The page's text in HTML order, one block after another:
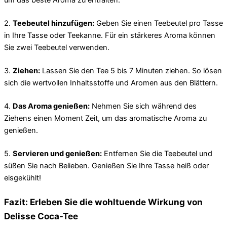
2. Teebeutel hinzufügen: Geben Sie einen Teebeutel pro Tasse
in Ihre Tasse oder Teekanne. Für ein stärkeres Aroma können
Sie zwei Teebeutel verwenden.
3. Ziehen: Lassen Sie den Tee 5 bis 7 Minuten ziehen. So lösen
sich die wertvollen Inhaltsstoffe und Aromen aus den Blättern.
4. Das Aroma genießen: Nehmen Sie sich während des
Ziehens einen Moment Zeit, um das aromatische Aroma zu
genießen.
5. Servieren und genießen: Entfernen Sie die Teebeutel und
süßen Sie nach Belieben. Genießen Sie Ihre Tasse heiß oder
eisgekühlt!
Fazit: Erleben Sie die wohltuende Wirkung von
Delisse Coca-Tee